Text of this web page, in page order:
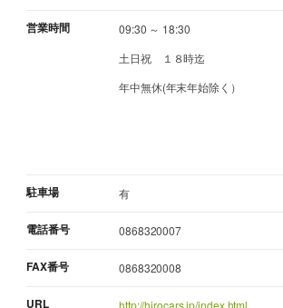
営業時間
09:30 ～ 18:30
土日祝 １８時迄
年中無休(年末年始除く）
駐車場 有
電話番号 0868320007
FAX番号 0868320008
URL http://hirocars.jp/index.html